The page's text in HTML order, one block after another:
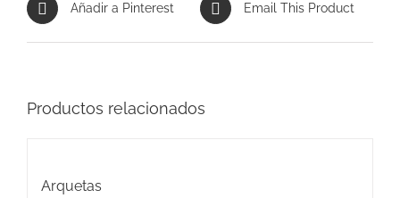
Añadir a Pinterest Email This Product
Productos relacionados
Arquetas